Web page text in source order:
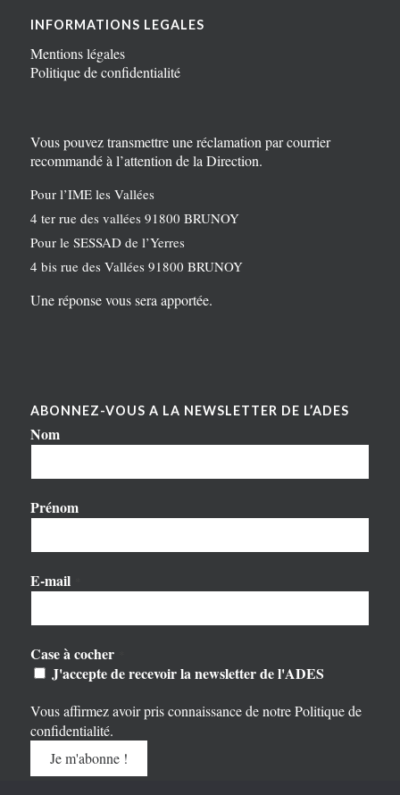
INFORMATIONS LEGALES
Mentions légales
Politique de confidentialité
Vous pouvez transmettre une réclamation par courrier
recommandé à l’attention de la Direction.
Pour l’IME les Vallées
4 ter rue des vallées 91800 BRUNOY
Pour le SESSAD de l’Yerres
4 bis rue des Vallées 91800 BRUNOY
Une réponse vous sera apportée.
ABONNEZ-VOUS A LA NEWSLETTER DE L’ADES
Nom
Prénom
E-mail
Case à cocher
J'accepte de recevoir la newsletter de l'ADES
Vous affirmez avoir pris connaissance de notrePolitique de
confidentialité.